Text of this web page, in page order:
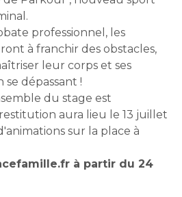
professionnel, les
à franchir des obstacles,
leur corps et ses
dépassant !
du stage est
aura lieu le 13 juillet
sur la place à
à partir du 24